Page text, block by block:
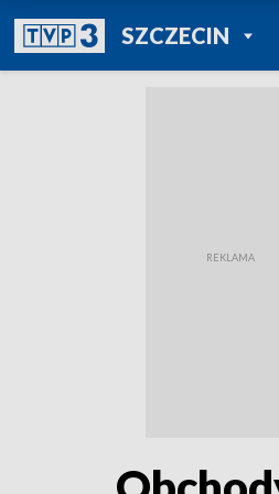
SZCZECIN
POWRÓT
TVP